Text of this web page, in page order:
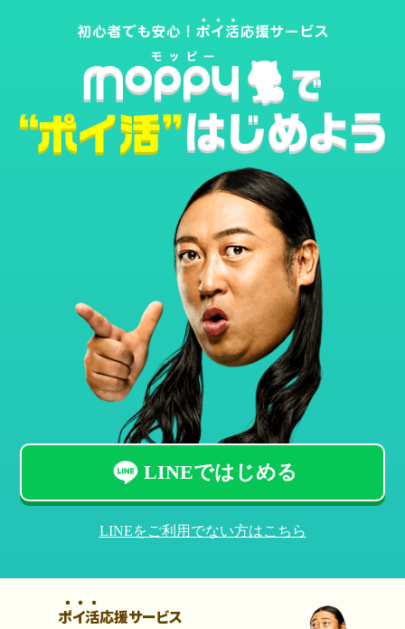
LINEではじめる
LINEをご利用でない方はこちら
ポイ活応援サービス